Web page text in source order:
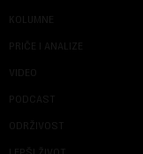
KOLUMNE
PRIČE I ANALIZE
VIDEO
PODCAST
ODRŽIVOST